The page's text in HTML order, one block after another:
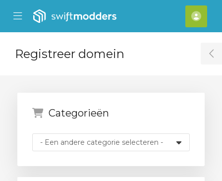
Mobile Menu
Mobile Menu
Registreer domein
Categorieën